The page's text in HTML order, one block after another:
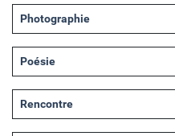
Photographie
Poésie
Rencontre